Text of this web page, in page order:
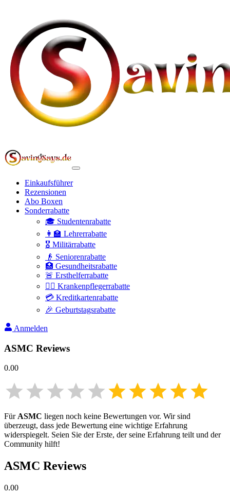
Einkaufsführer
Rezensionen
Abo Boxen
Sonderrabatte
🎓 Studentenrabatte
👩‍🏫 Lehrerrabatte
🎖️ Militärrabatte
👴 Seniorenrabatte
🏥 Gesundheitsrabatte
🚨 Ersthelferrabatte
👩‍⚕️ Krankenpflegerrabatte
💳 Kreditkartenrabatte
🎉 Geburtstagsrabatte
Anmelden
ASMC Reviews
0.00
FürASMC liegen noch keine Bewertungen vor. Wir sind
überzeugt, dass jede Bewertung eine wichtige Erfahrung
widerspiegelt. Seien Sie der Erste, der seine Erfahrung teilt und der
Community hilft!
ASMC Reviews
0.00